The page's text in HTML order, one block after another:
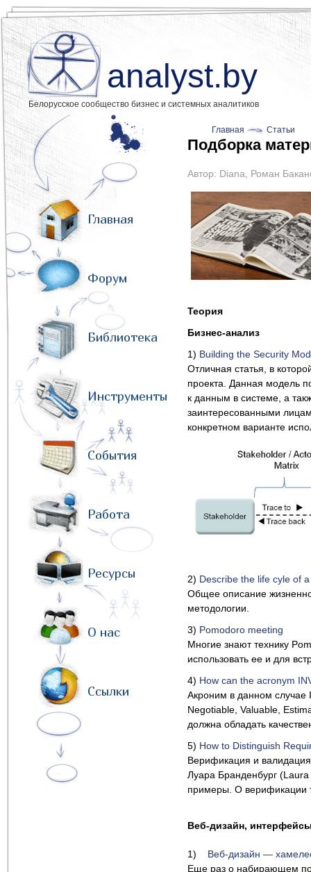
analyst.by
Белорусское сообщество бизнес и системных аналитиков
Главная
Форум
Библиотека
Инструменты
События
Работа
Ресурсы
О нас
Ссылки
Главная Статьи
Подборка
Автор: Diana Роман
Теория
Бизнес-анализ
1) Building the Security
Отличная статья, в
проекта. Данная модель
к данным в системе, а
заинтересованными
конкретном варианте
2) Describe the life cyle of
Общее описание
методологии.
3) Pomodoro meeting
Многие знают технику
использовать ее и для
4) How can the acronym
Акроним в данном
Negotiable, Valuable,
должна обладать
5) How to Distinguish
Верификация и валидация
Луара Бранденбург
примеры. О верификации
Веб-дизайн,
1) Веб-дизайн —
Еще раз о набирающем